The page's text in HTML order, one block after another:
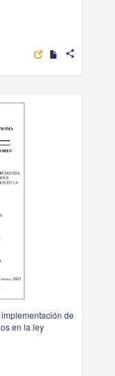
share
de
en la ley